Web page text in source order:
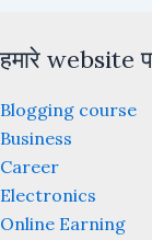
हमारे website
Blogging course
Business
Career
Electronics
Online Earning